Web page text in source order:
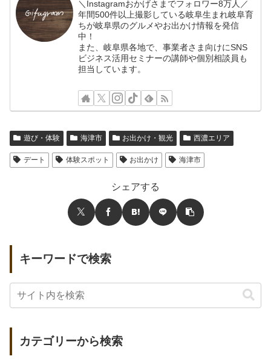
＼Instagramおかげさまでフォロワー8万人／
年間500件以上撮影している岐阜生まれ岐阜育
ちが岐阜県のグルメやお出かけ情報を発信
中！
また、岐阜県各地で、事業者さま向けにSNS
ビジネス活用セミナーの講師や個別相談員も
担当しています。
遊び・体験 海津市 お出かけ・観光 西濃エリア
デート 体験スポット お出かけ 海津市
シェアする
キーワードで検索
カテゴリーから検索